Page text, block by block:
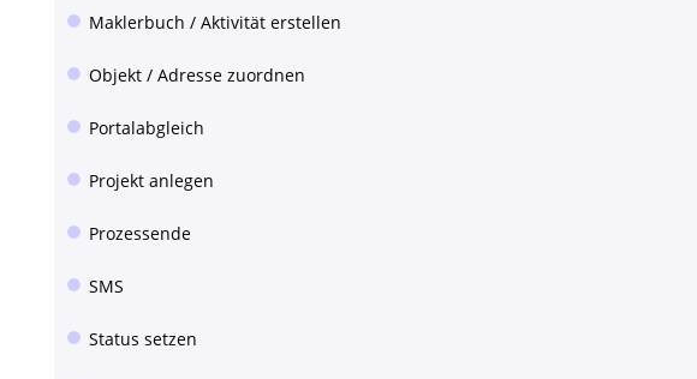
Maklerbuch / Aktivität erstellen
Objekt / Adresse zuordnen
Portalabgleich
Projekt anlegen
Prozessende
SMS
Status setzen